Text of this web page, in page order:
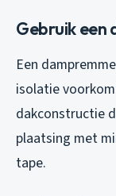
Gebruik een
Een
isolatie
dakconstructie
plaatsing met
tape.